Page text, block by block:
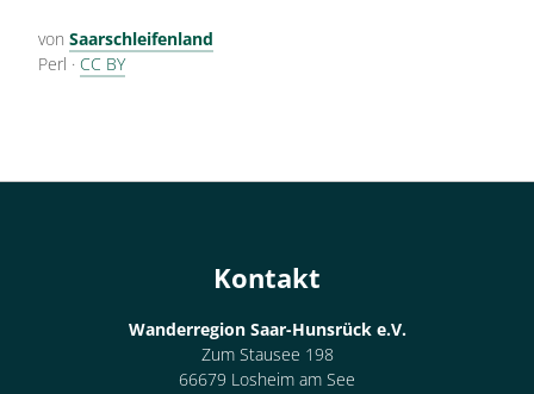
von Saarschleifenland
Perl · CC BY
Kontakt
Wanderregion Saar-Hunsrück e.V.
Zum Stausee 198
66679 Losheim am See